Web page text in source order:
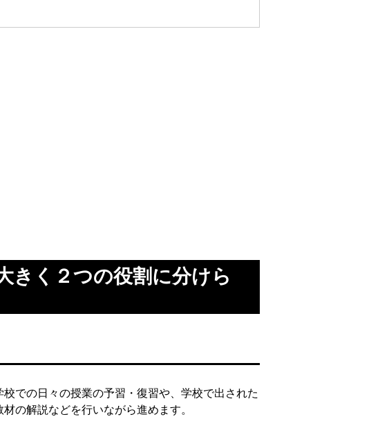
きく２つの役割に分けら
での日々の授業の予習・復習や、学校で出された
の解説などを行いながら進めます。